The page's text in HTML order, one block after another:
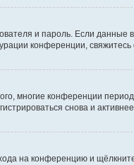
и пароль. Если
конференции,
многие конференции
снова и активнее
на конференцию и